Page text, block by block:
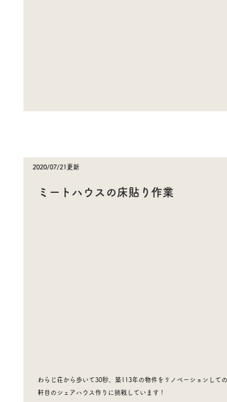
2020/07/21更新
​ミートハウスの床貼り作業
わらじ荘から歩いて30秒、築113年の物件をリノベーションしての
軒目のシェアハウス作りに挑戦しています！